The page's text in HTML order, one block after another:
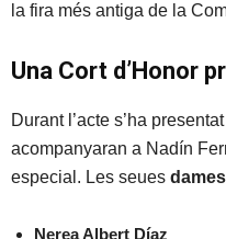
la fira més antiga de la
Una Cort d’Honor
Durant l’acte s’ha
acompanyaran a Nadín
especial. Les seues dames
Nerea Albert Díaz